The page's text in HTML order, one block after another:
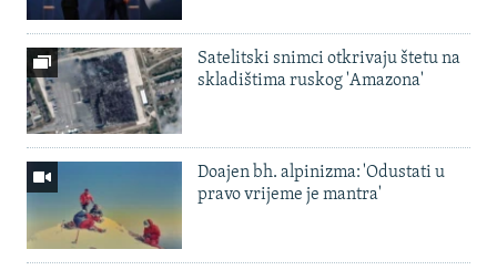
Satelitski snimci otkrivaju štetu na
skladištima ruskog 'Amazona'
Doajen bh. alpinizma: 'Odustati u
pravo vrijeme je mantra'